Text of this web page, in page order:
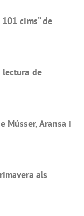
cims” de
lectura de
Músser, Aransa i
als